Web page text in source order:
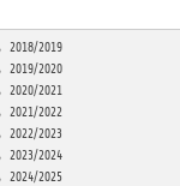
2018/2019
2019/2020
2020/2021
2021/2022
2022/2023
2023/2024
2024/2025